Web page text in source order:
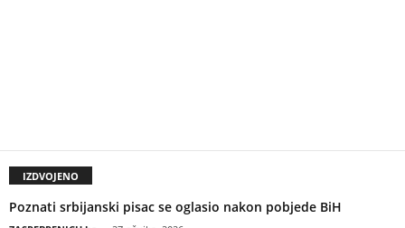
IZDVOJENO
Poznati srbijanski pisac se oglasio nakon pobjede BiH